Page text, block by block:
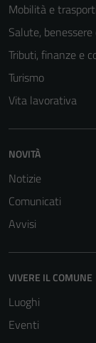
Mobilità e trasporti
Salute,
Tributi, finanze e
Turismo
Vita lavorativa
NOVITÀ
Notizie
Comunicati
Avvisi
VIVERE IL COMUNE
Luoghi
Eventi